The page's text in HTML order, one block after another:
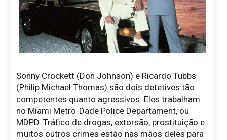
Sonny Crockett (Don Johnson) e Ricardo Tubbs
(Philip Michael Thomas) são dois detetives tão
competentes quanto agressivos. Eles trabalham
no Miami Metro-Dade Police Departament, ou
MDPD. Tráfico de drogas, extorsão, prostituição e
muitos outros crimes estão nas mãos deles para